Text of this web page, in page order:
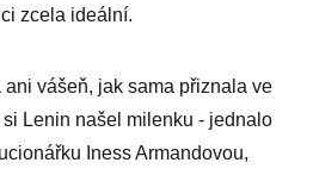
zcela ideální.
vášeň, jak sama přiznala ve
Lenin našel milenku - jednalo
Iness Armandovou,